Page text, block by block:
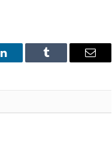
LinkedIn Tumblr Email